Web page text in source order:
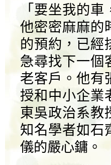
「要坐我的
他密密麻麻的
的預約，已經
急尋找下一個
老客戶。他有
授和中小企業
東吳政治系教
知名學者如石
儀的嚴心鏞。